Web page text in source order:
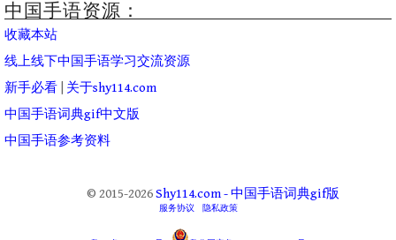
中国手语资源：
收藏本站
线上线下中国手语学习交流资源
新手必看
关于shy114.com
中国手语词典gif中文版
中国手语参考资料
© 2015-2026Shy114.com - 中国手语词典gif版
服务协议 隐私政策